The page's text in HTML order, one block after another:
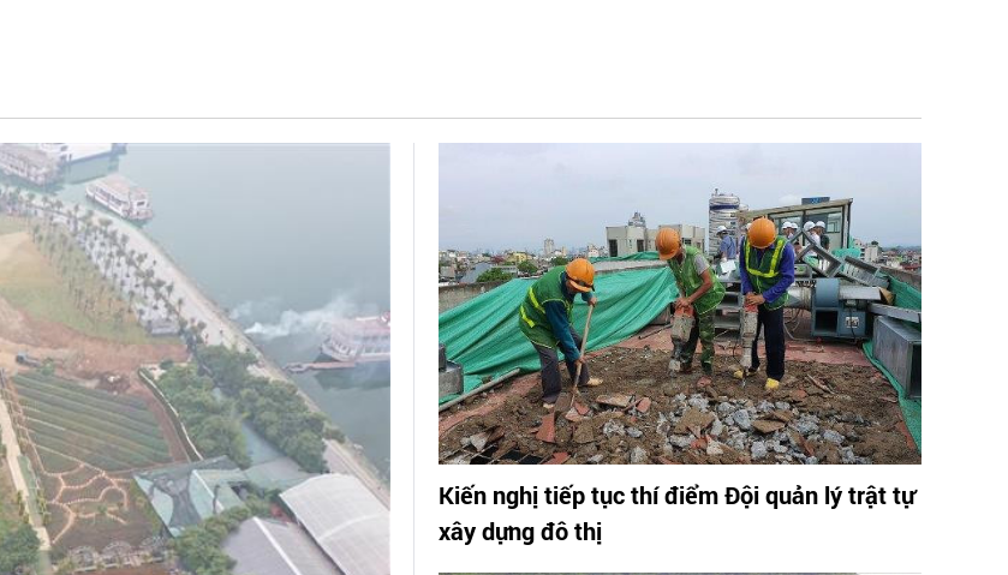
Kiến nghị tiếp tục thí điểm Đội quản lý trật tự
xây dựng đô thị